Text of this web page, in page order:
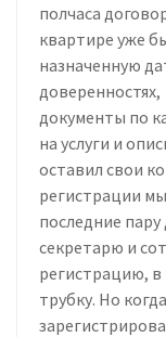
полчаса
квартире уже
назначенную
доверенностях,
документы по
на услуги и
оставил свои
регистрации
последние
секретарю и
регистрацию, в
трубку. Но